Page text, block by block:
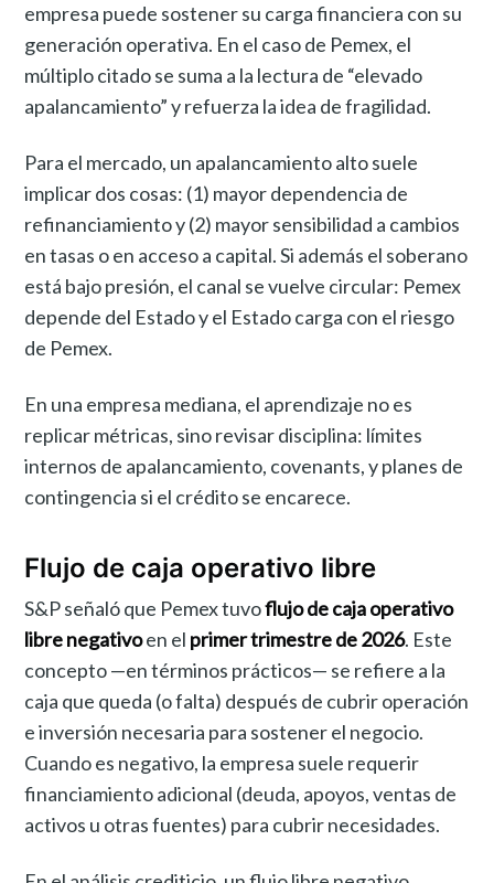
empresa puede sostener su carga financiera con su
generación operativa. En el caso de Pemex, el
múltiplo citado se suma a la lectura de “elevado
apalancamiento” y refuerza la idea de fragilidad.
Para el mercado, un apalancamiento alto suele
implicar dos cosas: (1) mayor dependencia de
refinanciamiento y (2) mayor sensibilidad a cambios
en tasas o en acceso a capital. Si además el soberano
está bajo presión, el canal se vuelve circular: Pemex
depende del Estado y el Estado carga con el riesgo
de Pemex.
En una empresa mediana, el aprendizaje no es
replicar métricas, sino revisar disciplina: límites
internos de apalancamiento, covenants, y planes de
contingencia si el crédito se encarece.
Flujo de caja operativo libre
S&P señaló que Pemex tuvoflujo de caja operativo
libre negativoen el primer trimestre de 2026. Este
concepto —en términos prácticos— se refiere a la
caja que queda (o falta) después de cubrir operación
e inversión necesaria para sostener el negocio.
Cuando es negativo, la empresa suele requerir
financiamiento adicional (deuda, apoyos, ventas de
activos u otras fuentes) para cubrir necesidades.